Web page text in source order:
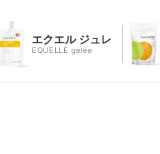
エクエル ジュレ
EQUELLE gelée